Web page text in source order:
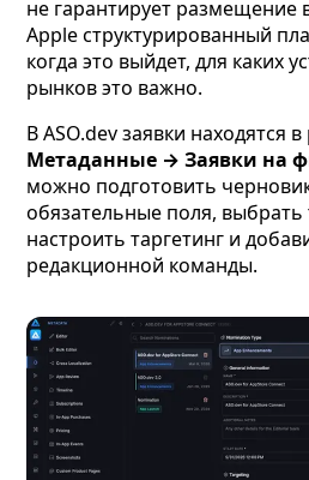
не гарантирует размещение
Apple структурированный
когда это выйдет, для каких
рынков это важно.
В ASO.dev заявки находятся
Метаданные → Заявки на
можно подготовить
обязательные поля,
настроить таргетинг и
редакционной команды.